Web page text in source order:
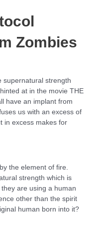
Zombies
supernatural strength
at in the movie THE
have an implant from
us with an excess of
in excess makes for
the element of fire.
strength which is
are using a human
other than the spirit
human born into it?